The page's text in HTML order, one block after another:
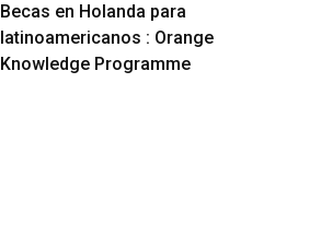
Becas en Holanda para
latinoamericanos : Orange
Knowledge Programme